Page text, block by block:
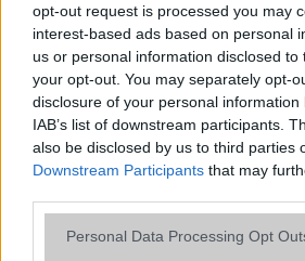
opt-out request is processed you may
interest-based ads based on personal
us or personal information disclosed
your opt-out. You may separately opt-
disclosure of your personal
IAB’s list of downstream participants.
also be disclosed by us to third parties
Downstream Participants that may
Please note that this website/app uses
Personal Data Processing Opt
Extrák Nincs
EGYÉB
Vibra jelzés Van
SIM típus eSIM
Flight mode Van